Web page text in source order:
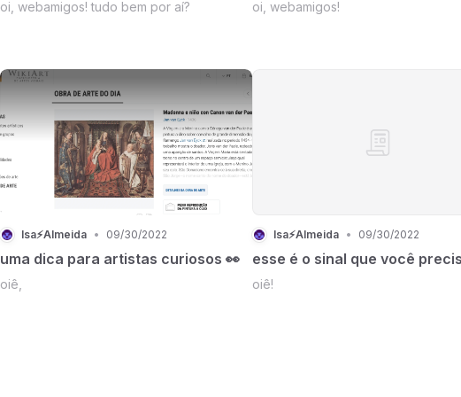
oi, webamigos! tudo bem por aí? oi, webamigos!
Isa⚡Almeida • 09/30/2022
uma dica para artistas curiosos 👀
oiê,
Isa⚡Almeida • 09/30/2022
esse é o sinal que você
oiê!